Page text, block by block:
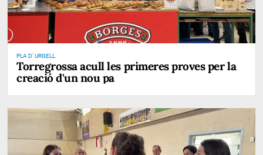
PLA D' URGELL
Torregrossa acull les primeres proves per la
creació d'un nou pa